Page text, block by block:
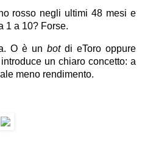
rosso negli ultimi 48 mesi e
1 a 10? Forse.
O è un bot di eToro oppure
un chiaro concetto: a
meno rendimento.